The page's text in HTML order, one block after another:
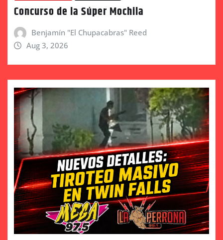
Concurso de la Súper Mochila
Benjamín "El Chupacabras" Reed
Aug 3, 2026